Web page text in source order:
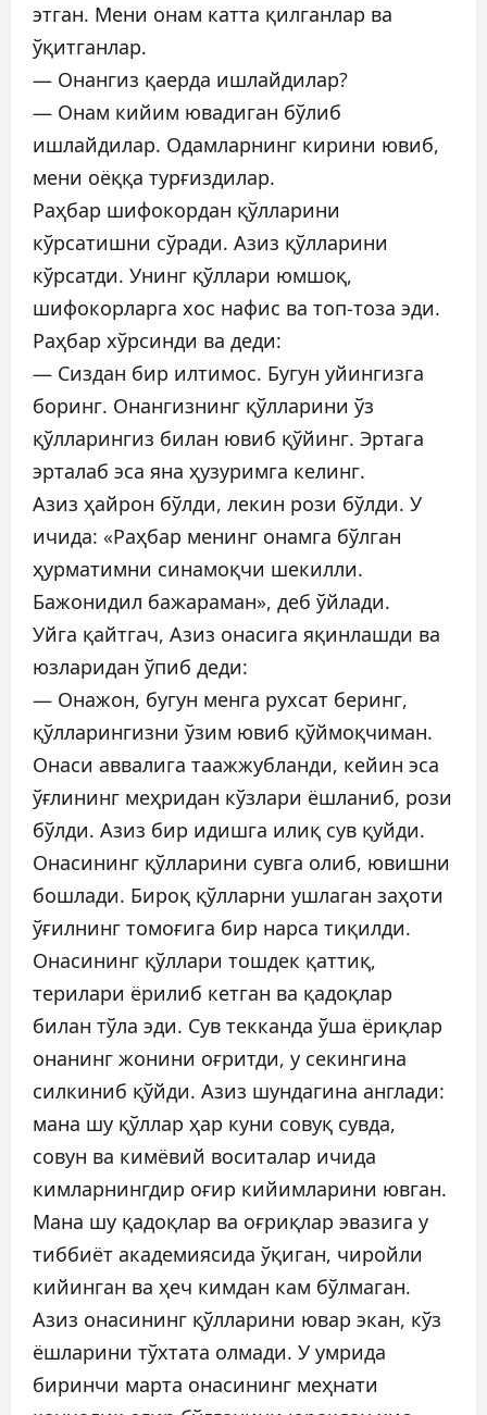
этган. Мени онам катта қилганлар ва
ўқитганлар.
— Онангиз қаерда ишлайдилар?
— Онам кийим ювадиган бўлиб
ишлайдилар. Одамларнинг кирини ювиб,
мени оёққа турғиздилар.
Раҳбар шифокордан қўлларини
кўрсатишни сўради. Азиз қўлларини
кўрсатди. Унинг қўллари юмшоқ,
шифокорларга хос нафис ва топ-тоза эди.
Раҳбар хўрсинди ва деди:
— Сиздан бир илтимос. Бугун уйингизга
боринг. Онангизнинг қўлларини ўз
қўлларингиз билан ювиб қўйинг. Эртага
эрталаб эса яна ҳузуримга келинг.
Азиз ҳайрон бўлди, лекин рози бўлди. У
ичида: «Раҳбар менинг онамга бўлган
ҳурматимни синамоқчи шекилли.
Бажонидил бажараман», деб ўйлади.
Уйга қайтгач, Азиз онасига яқинлашди ва
юзларидан ўпиб деди:
— Онажон, бугун менга рухсат беринг,
қўлларингизни ўзим ювиб қўймоқчиман.
Онаси аввалига таажжубланди, кейин эса
ўғлининг меҳридан кўзлари ёшланиб, рози
бўлди. Азиз бир идишга илиқ сув қуйди.
Онасининг қўлларини сувга олиб, ювишни
бошлади. Бироқ қўлларни ушлаган заҳоти
ўғилнинг томоғига бир нарса тиқилди.
Онасининг қўллари тошдек қаттиқ,
терилари ёрилиб кетган ва қадоқлар
билан тўла эди. Сув текканда ўша ёриқлар
онанинг жонини оғритди, у секингина
силкиниб қўйди. Азиз шундагина англади:
мана шу қўллар ҳар куни совуқ сувда,
совун ва кимёвий воситалар ичида
кимларнингдир оғир кийимларини ювган.
Мана шу қадоқлар ва оғриқлар эвазига у
тиббиёт академиясида ўқиган, чиройли
кийинган ва ҳеч кимдан кам бўлмаган.
Азиз онасининг қўлларини ювар экан, кўз
ёшларини тўхтата олмади. У умрида
биринчи марта онасининг меҳнати